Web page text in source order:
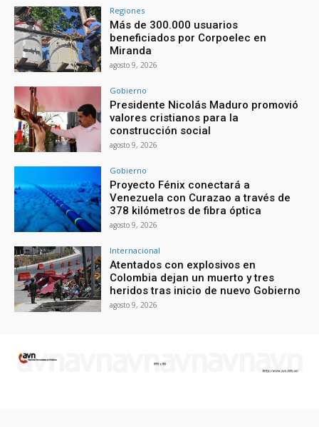
Regiones
Más de 300.000 usuarios
beneficiados por Corpoelec en
Miranda
agosto 9, 2026
Gobierno
Presidente Nicolás Maduro promovió
valores cristianos para la
construcción social
agosto 9, 2026
Gobierno
Proyecto Fénix conectará a
Venezuela con Curazao a través de
378 kilómetros de fibra óptica
agosto 9, 2026
Internacional
Atentados con explosivos en
Colombia dejan un muerto y tres
heridos tras inicio de nuevo Gobierno
agosto 9, 2026